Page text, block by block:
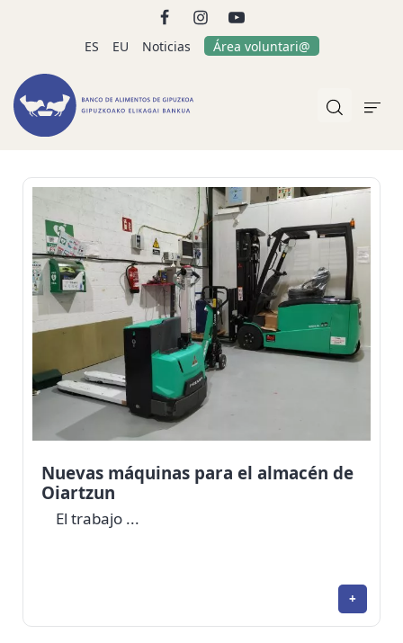
ES EU Noticias Área voluntari@
Nuevas máquinas para el almacén de
Oiartzun
El trabajo ...
+